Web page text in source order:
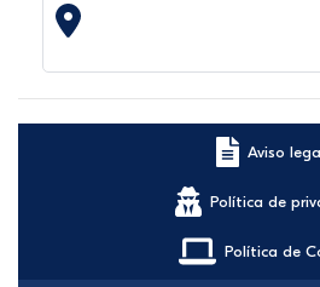
Aviso
Política de
Política de